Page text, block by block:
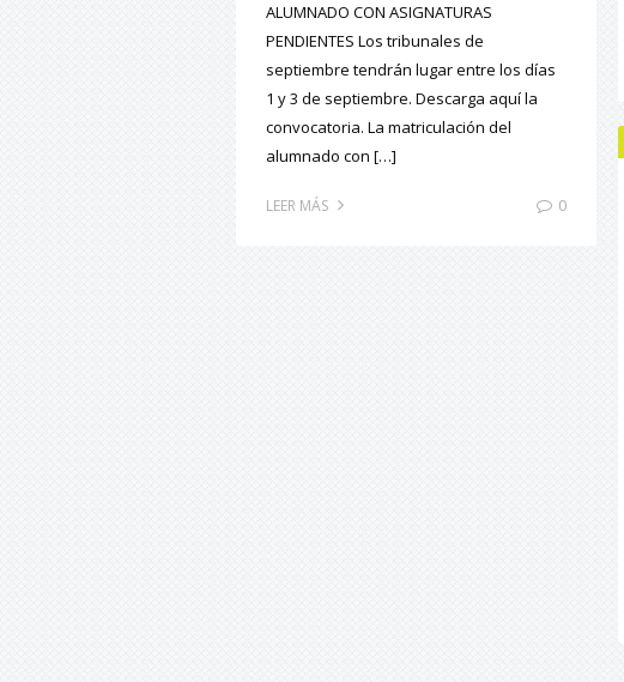
ALUMNADO CON ASIGNATURAS
PENDIENTES Los tribunales de
septiembre tendrán lugar entre los días
1 y 3 de septiembre. Descarga aquí la
convocatoria. La matriculación del
alumnado con […]
LEER MÁS 0